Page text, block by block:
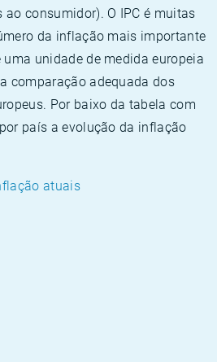
ao consumidor). O IPC é muitas
da inflação mais importante
uma unidade de medida europeia
comparação adequada dos
Por baixo da tabela com
país a evolução da inflação
atuais